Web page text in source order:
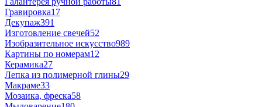
Гравировка17
Декупаж391
Изготовление свечей52
Изобразительное искусство989
Картины по номерам12
Керамика27
Лепка из полимерной глины29
Макраме33
Мозаика, фреска58